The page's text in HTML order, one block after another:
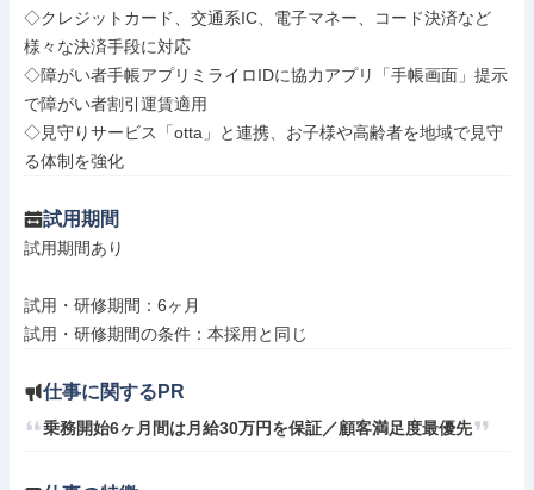
◇クレジットカード、交通系IC、電子マネー、コード決済など
様々な決済手段に対応
◇障がい者手帳アプリミライロIDに協力アプリ「手帳画面」提示
で障がい者割引運賃適用
◇見守りサービス「otta」と連携、お子様や高齢者を地域で見守
る体制を強化
試用期間
試用期間あり
試用・研修期間：6ヶ月
仕事に関するPR
乗務開始6ヶ月間は月給30万円を保証／顧客満足度最優先